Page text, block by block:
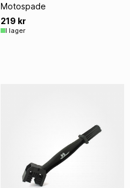
Motospade
219 kr
I lager